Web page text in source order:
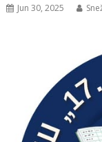
Jun 30, 2025